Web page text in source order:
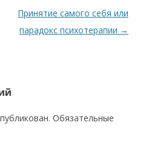
Принятие самого себя или
парадокс психотерапии →
Обязательные